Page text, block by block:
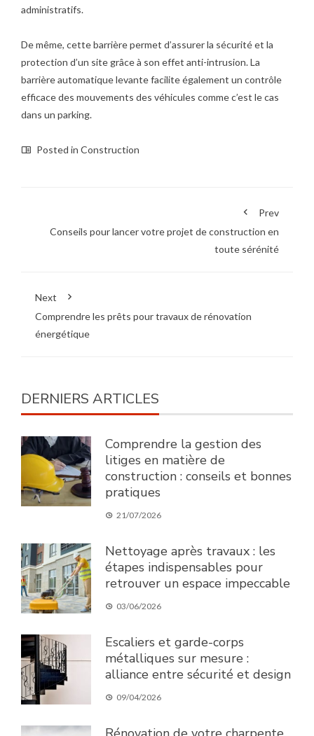
administratifs.
De même, cette barrière permet d’assurer la sécurité et la
protection d’un site grâce à son effet anti-intrusion. La
barrière automatique levante facilite également un contrôle
efficace des mouvements des véhicules comme c’est le cas
dans un parking.
Posted in Construction
Prev
Conseils pour lancer votre projet de construction en
toute sérénité
Next
Comprendre les prêts pour travaux de rénovation
énergétique
DERNIERS ARTICLES
Comprendre la gestion des
litiges en matière de
construction : conseils et bonnes
pratiques
21/07/2026
Nettoyage après travaux : les
étapes indispensables pour
retrouver un espace impeccable
03/06/2026
Escaliers et garde-corps
métalliques sur mesure :
alliance entre sécurité et design
09/04/2026